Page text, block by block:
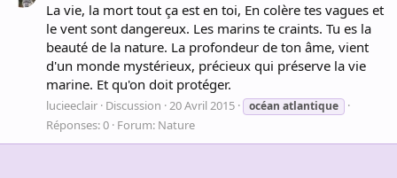
La vie, la mort tout ça est en toi, En colère tes vagues et
le vent sont dangereux. Les marins te craints. Tu es la
beauté de la nature. La profondeur de ton âme, vient
d'un monde mystérieux, précieux qui préserve la vie
marine. Et qu'on doit protéger.
lucieeclair Discussion 20 Avril 2015 océan atlantique
Réponses: 0 Forum: Nature